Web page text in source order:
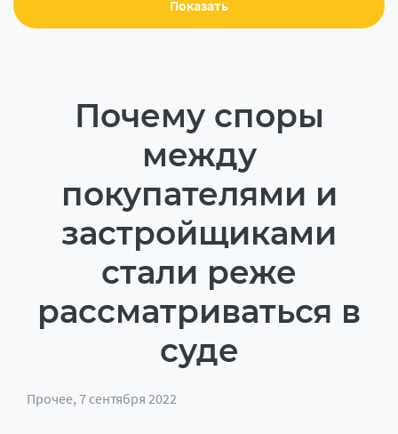
Показать
Почему споры
между
покупателями и
застройщиками
стали реже
рассматриваться в
суде
Прочее, 7 сентября 2022